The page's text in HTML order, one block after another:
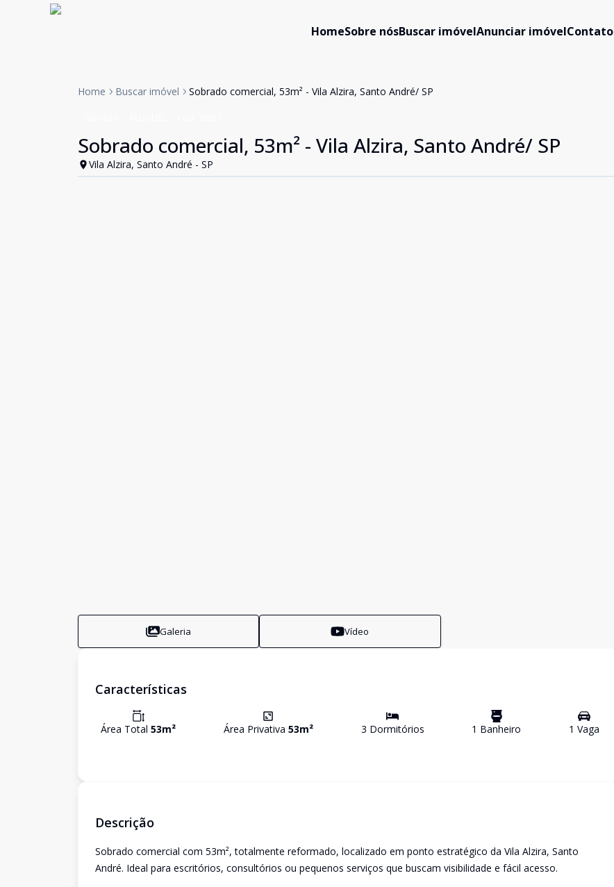
HomeSobre nósBuscar imóvelAnunciar imóvelContato
Home Buscar imóvel Sobrado comercial, 53m² - Vila Alzira, Santo André/ SP
Sobrado comercial, 53m² - Vila Alzira, Santo André/ SP
Vila Alzira, Santo André - SP
Galeria Vídeo
Características
Área Total 53m² Área Privativa 53m² 3 Dormitórios 1 Banheiro 1 Vaga
Descrição
Sobrado comercial com 53m², totalmente reformado, localizado em ponto estratégico da Vila Alzira, Santo
André. Ideal para escritórios, consultórios ou pequenos serviços que buscam visibilidade e fácil acesso.